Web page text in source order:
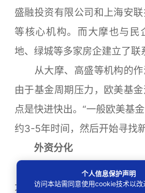
盛融投资有限公司和上海安
等核心机构。而大摩也与民
地、绿城等多家房企建立了联
从大摩、高盛等机构的作
由于基金周期压力，欧美基
点是快进快出。“一般欧美基
约3-5年时间，然后开始寻找
外资分化
但经历过2003年到2007
大摩和高盛们对近年被严厉
个人信息保护声明
访问本站需同意使用cookie技术以改